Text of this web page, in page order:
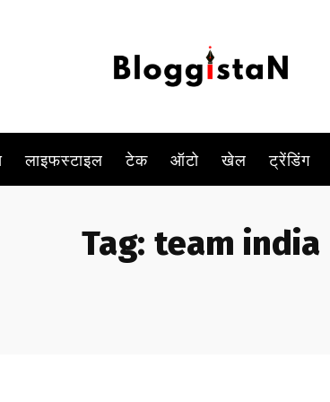
लाइफस्टाइल टेक ऑटो खेल ट्रेंडिंग
Tag: team india